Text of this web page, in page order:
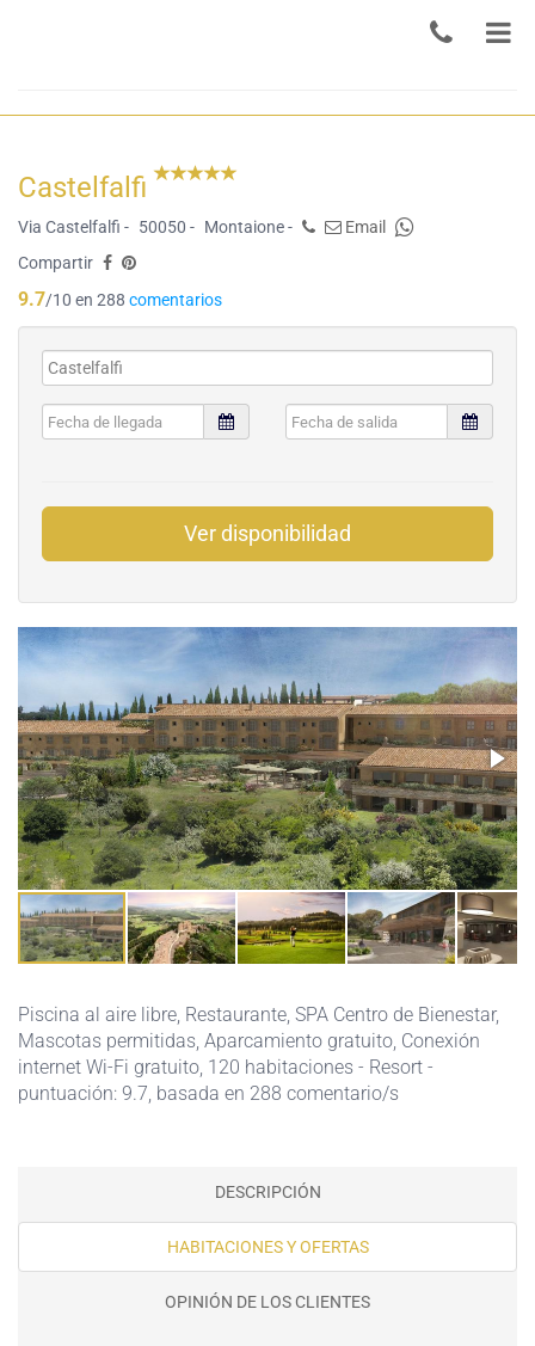
Castelfalfi
Via Castelfalfi - 50050 - Montaione -
Email
Compartir
9.7/10 en 288 comentarios
Ver disponibilidad
Piscina al aire libre, Restaurante, SPA Centro de Bienestar,
Mascotas permitidas, Aparcamiento gratuito, Conexión
internet Wi-Fi gratuito, 120 habitaciones - Resort -
puntuación: 9.7, basada en 288 comentario/s
DESCRIPCIÓN
HABITACIONES Y OFERTAS
OPINIÓN DE LOS CLIENTES